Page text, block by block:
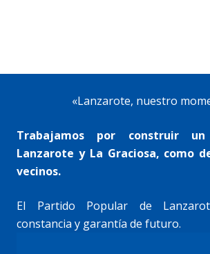
«Lanzarote, nuestro
Trabajamos por construir
Lanzarote y La Graciosa, como
vecinos.
El Partido Popular de
constancia y garantía de futuro.